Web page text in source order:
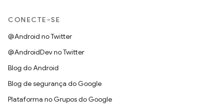
CONECTE-SE
@Android no Twitter
@AndroidDev no Twitter
Blog do Android
Blog de segurança do Google
Plataforma no Grupos do Google